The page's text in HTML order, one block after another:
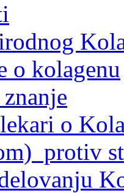
o kolagenu
o
protiv